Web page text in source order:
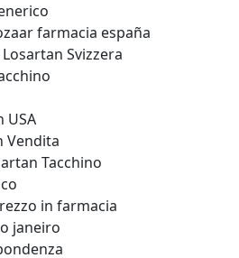
farmacia españa
Svizzera
USA
Vendita
Tacchino
in farmacia
janeiro